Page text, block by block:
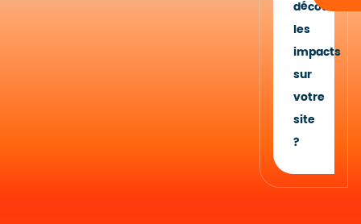
découvrir
les
impacts
sur
votre
site
?